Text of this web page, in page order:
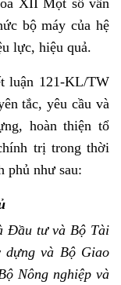
XII Một số vấn
bộ máy của hệ
lực, hiệu quả.
luận 121-KL/TW
tắc, yêu cầu và
hoàn thiện tổ
trị trong thời
phủ như sau:
Đầu tư và Bộ Tài
dựng và Bộ Giao
Nông nghiệp và